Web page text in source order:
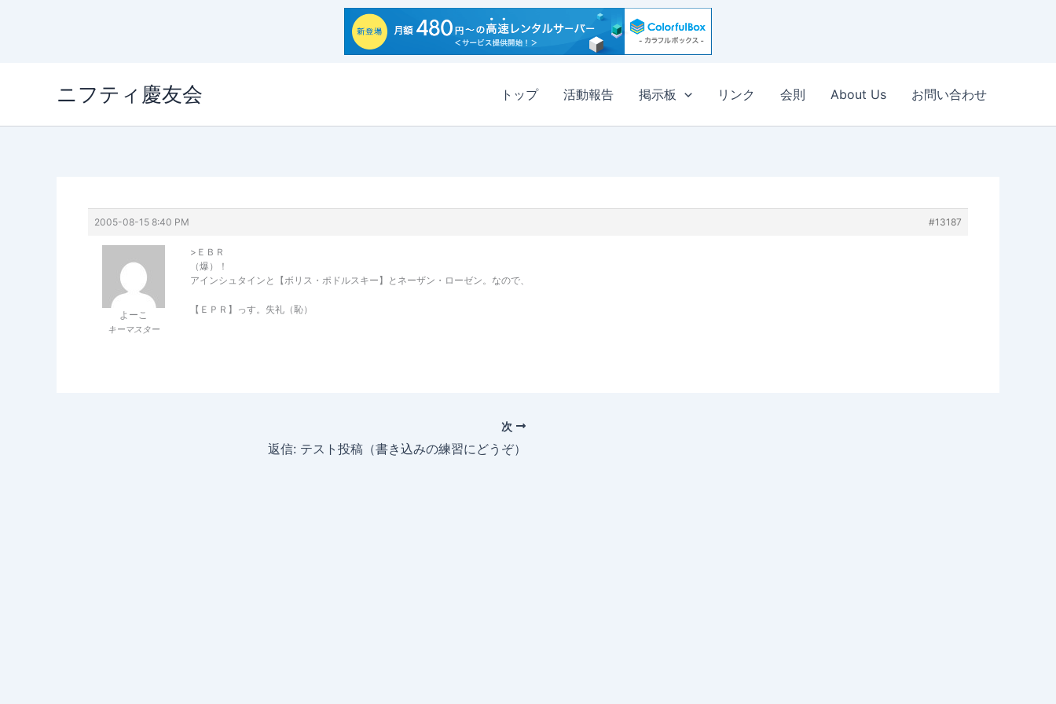
ニフティ慶友会 トップ 活動報告 掲示板 リンク 会則 About Us お問い合わせ
2005-08-15 8:40 PM #13187
よーこ
キーマスター
>ＥＢＲ
（爆）！
アインシュタインと【ボリス・ポドルスキー】とネーザン・ローゼン。なので、
【ＥＰＲ】っす。失礼（恥）
次
返信: テスト投稿（書き込みの練習にどうぞ）